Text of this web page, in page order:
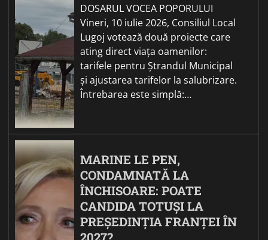
DOSARUL VOCEA POPORULUI
Vineri, 10 iulie 2026, Consiliul Local
Lugoj votează două proiecte care
ating direct viața oamenilor:
tarifele pentru Ștrandul Municipal
și ajustarea tarifelor la salubrizare.
Întrebarea este simplă:…
MARINE LE PEN,
CONDAMNATĂ LA
ÎNCHISOARE: POATE
CANDIDA TOTUȘI LA
PREȘEDINȚIA FRANȚEI ÎN